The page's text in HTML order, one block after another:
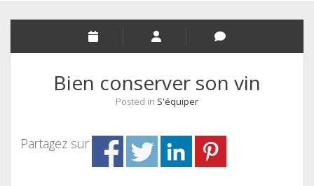
Bien conserver son vin
Posted in S'équiper
Partagez sur